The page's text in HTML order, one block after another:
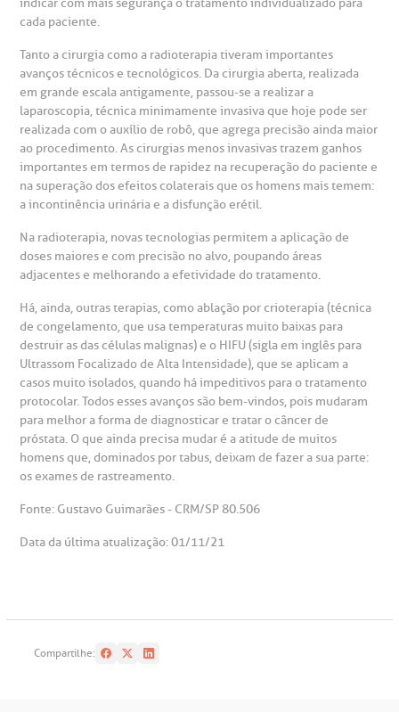
indicar com mais segurança o tratamento individualizado para
cada paciente.
Tanto a cirurgia como a radioterapia tiveram importantes
avanços técnicos e tecnológicos. Da cirurgia aberta, realizada
em grande escala antigamente, passou-se a realizar a
laparoscopia, técnica minimamente invasiva que hoje pode ser
realizada com o auxílio de robô, que agrega precisão ainda maior
ao procedimento. As cirurgias menos invasivas trazem ganhos
importantes em termos de rapidez na recuperação do paciente e
na superação dos efeitos colaterais que os homens mais temem:
a incontinência urinária e a disfunção erétil.
Na radioterapia, novas tecnologias permitem a aplicação de
doses maiores e com precisão no alvo, poupando áreas
adjacentes e melhorando a efetividade do tratamento.
Há, ainda, outras terapias, como ablação por crioterapia (técnica
de congelamento, que usa temperaturas muito baixas para
destruir as das células malignas) e o HIFU (sigla em inglês para
Ultrassom Focalizado de Alta Intensidade), que se aplicam a
casos muito isolados, quando há impeditivos para o tratamento
protocolar. Todos esses avanços são bem-vindos, pois mudaram
para melhor a forma de diagnosticar e tratar o câncer de
próstata. O que ainda precisa mudar é a atitude de muitos
homens que, dominados por tabus, deixam de fazer a sua parte:
os exames de rastreamento.
Fonte: Gustavo Guimarães - CRM/SP 80.506
Data da última atualização: 01/11/21
Compartilhe: